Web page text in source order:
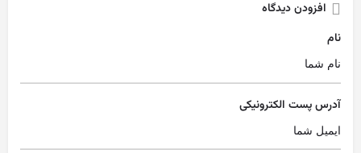
افزودن دیدگاه
نام
آدرس پست الکترونیکی